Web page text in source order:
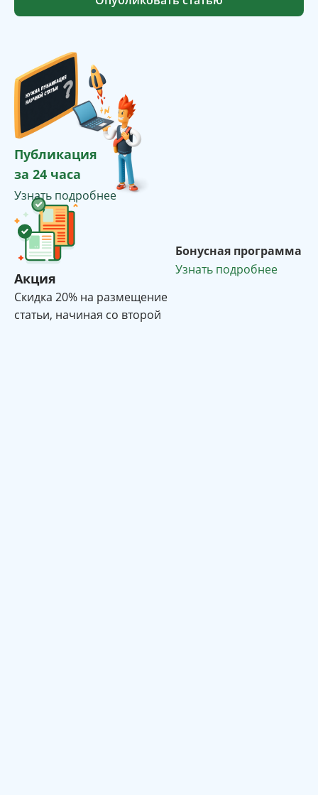
Публикация
за 24 часа
Узнать подробнее
Акция
Cкидка 20% на размещение
статьи, начиная со второй
Бонусная программа
Узнать подробнее